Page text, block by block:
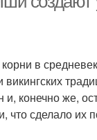
в
и, конечно же,
что сделало их